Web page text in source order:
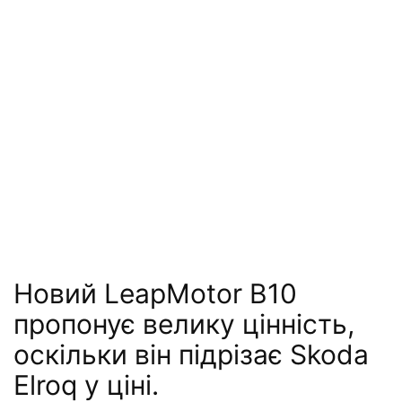
Новий LeapMotor B10
пропонує велику цінність,
оскільки він підрізає Skoda
Elroq у ціні.